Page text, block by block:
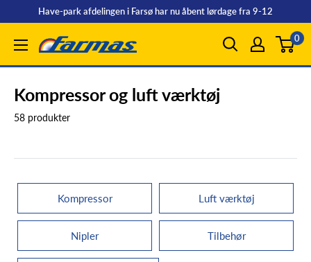
indhold
Have-park afdelingen i Farsø har nu åbent lørdage fra 9-12
Farmas
0
Kompressor og luft værktøj
58 produkter
Kompressor Luft værktøj
Nipler Tilbehør